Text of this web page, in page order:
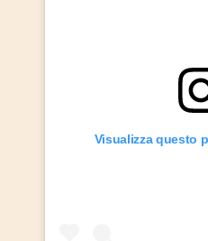
Visualizza questo